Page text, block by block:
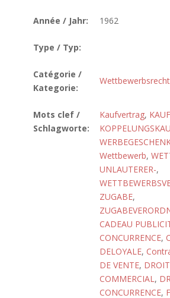
Année / Jahr: 1962
Type / Typ:
Catégorie /
Kategorie:
Wettbewerbsrecht
Mots clef /
Schlagworte:
Kaufvertrag,
Wettbewerb,
UNLAUTERER-,
ZUGABE,
CADEAU
CONCURRENCE,
DELOYALE,
DE VENTE, DROIT
COMMERCIAL,
CONCURRENCE,